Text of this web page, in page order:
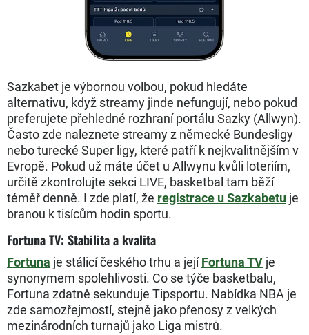
Sazkabet je výbornou volbou, pokud hledáte
alternativu, když streamy jinde nefungují, nebo pokud
preferujete přehledné rozhraní portálu Sazky (Allwyn).
Často zde naleznete streamy z německé Bundesligy
nebo turecké Super ligy, které patří k nejkvalitnějším v
Evropě. Pokud už máte účet u Allwynu kvůli loteriím,
určitě zkontrolujte sekci LIVE, basketbal tam běží
téměř denně. I zde platí, že registrace u Sazkabetu je
branou k tisícům hodin sportu.
Fortuna TV: Stabilita a kvalita
Fortuna je stálicí českého trhu a jejíFortuna TV je
synonymem spolehlivosti. Co se týče basketbalu,
Fortuna zdatně sekunduje Tipsportu. Nabídka NBA je
zde samozřejmostí, stejně jako přenosy z velkých
mezinárodních turnajů jako Liga mistrů.